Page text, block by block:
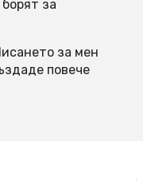
за
за мен
повече